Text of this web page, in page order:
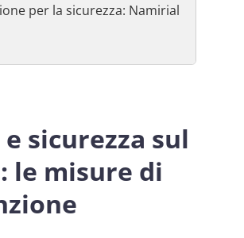
per la sicurezza: Namirial
sicurezza sul
le misure di